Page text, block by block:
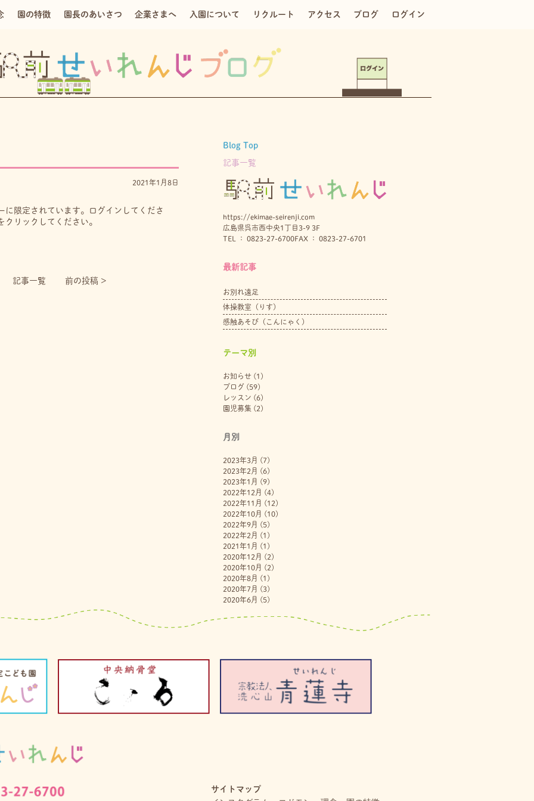
園の特徴 園長のあいさつ 企業さまへ 入園について リクルート アクセス ブログ ログイン
2021年1月8日
に限定されています。ログインしてくださ
クリックしてください。
記事一覧 前の投稿 >
Blog Top
記事一覧
https://ekimae-seirenji.com
広島県呉市西中央1丁目3-9 3F
TEL ： 0823-27-6700FAX ： 0823-27-6701
最新記事
お別れ遠足
体操教室（りす）
感触あそび（こんにゃく）
テーマ別
お知らせ(1)
ブログ(59)
レッスン (6)
園児募集 (2)
月別
2023年3月 (7)
2023年2月 (6)
2023年1月 (9)
2022年12月 (4)
2022年11月 (12)
2022年10月 (10)
2022年9月 (5)
2022年2月 (1)
2021年1月 (1)
2020年12月 (2)
2020年10月 (2)
2020年8月 (1)
2020年7月 (3)
2020年6月 (5)
サイトマップ